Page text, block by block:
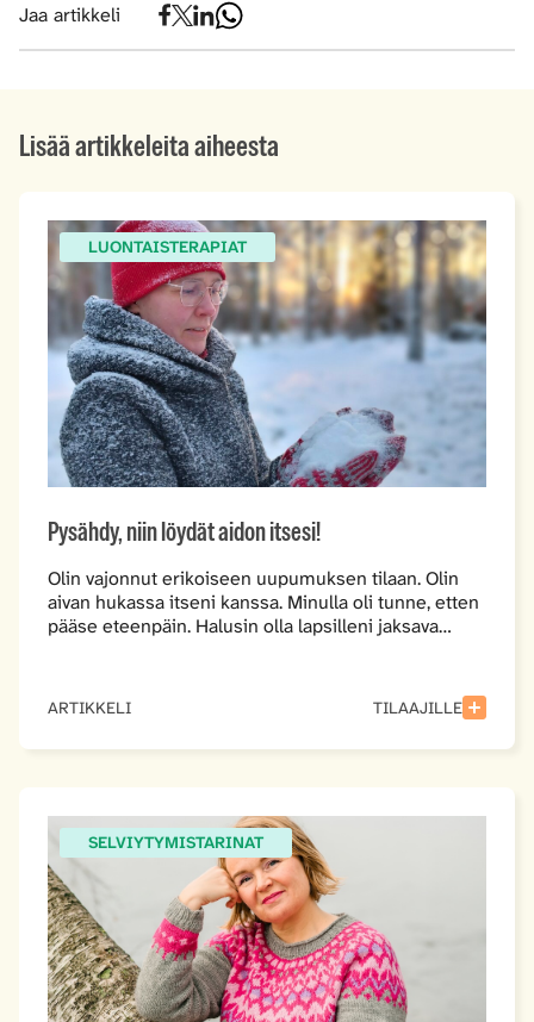
Jaa artikkeli
Lisää artikkeleita aiheesta
LUONTAISTERAPIAT
Pysähdy, niin löydät aidon itsesi!
Olin vajonnut erikoiseen uupumuksen tilaan. Olin
aivan hukassa itseni kanssa. Minulla oli tunne, etten
pääse eteenpäin. Halusin olla lapsilleni jaksava…
ARTIKKELI TILAAJILLE
SELVIYTYMISTARINAT